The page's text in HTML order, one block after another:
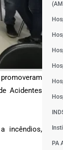
Acidentes
incêndios,
PA